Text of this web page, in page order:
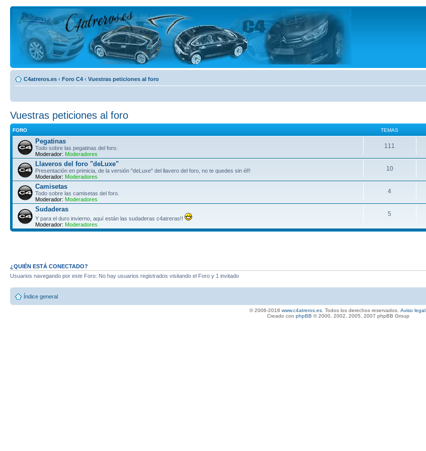
C4atreros.es ‹ Foro C4 ‹ Vuestras peticiones al foro
Vuestras peticiones al foro
FORO TEMAS
Pegatinas
Todo sobre las pegatinas del foro.
Moderador: Moderadores
111
Llaveros del foro "deLuxe"
Presentación en primicia, de la versión "deLuxe" del llavero del foro, no te quedes sin él!!
Moderador: Moderadores
10
Camisetas
Todo sobre las camisetas del foro.
Moderador: Moderadores
4
Sudaderas
Y para el duro invierno, aquí están las sudaderas c4atreras!!
Moderador: Moderadores
5
¿QUIÉN ESTÁ CONECTADO?
Usuarios navegando por este Foro: No hay usuarios registrados visitando el Foro y 1 invitado
Índice general
© 2006-2018 www.c4atreros.es. Todos los derechos reservados. Aviso legal.
Creado con phpBB © 2000, 2002, 2005, 2007 phpBB Group